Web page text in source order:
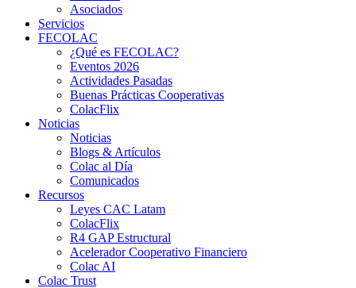
Asociados
Servicios
FECOLAC
¿Qué es FECOLAC?
Eventos 2026
Actividades Pasadas
Buenas Prácticas Cooperativas
ColacFlix
Noticias
Noticias
Blogs & Artículos
Colac al Día
Comunicados
Recursos
Leyes CAC Latam
ColacFlix
R4 GAP Estructural
Acelerador Cooperativo Financiero
Colac AI
Colac Trust